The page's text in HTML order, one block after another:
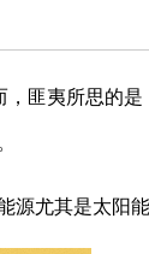
匪夷所思的是
尤其是太阳能